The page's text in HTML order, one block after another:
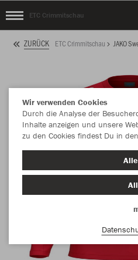
ETC Crimmitschau
ZURÜCK ETC Crimmitschau JAKO
Wir verwenden Cookies
Durch die Analyse der
Inhalte anzeigen und unsere
zu den Cookies findest Du in